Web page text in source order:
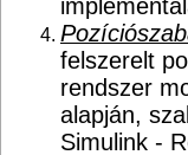
felszerelt
rendszer
alapján,
Simulink -